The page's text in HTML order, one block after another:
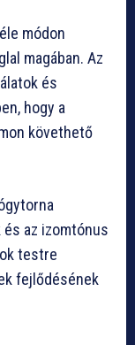
módon
magában. Az
és
hogy a
követhető
és az izomtónus
testre
fejlődésének